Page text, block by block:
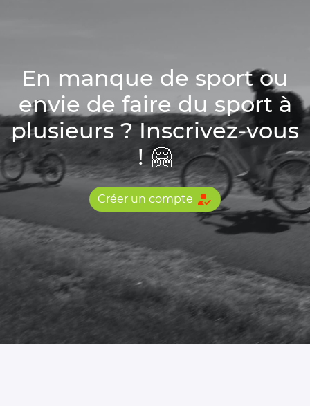
En manque de sport ou
envie de faire du sport à
plusieurs ? Inscrivez-vous
! 🤗
Créer un compte how_to_reg